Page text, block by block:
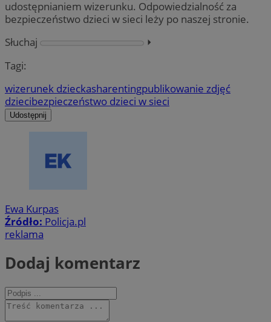
udostępnianiem wizerunku. Odpowiedzialność za
bezpieczeństwo dzieci w sieci leży po naszej stronie.
Słuchaj
⏵︎
Tagi:
wizerunek dzieckasharentingpublikowanie zdjęć
dziecibezpieczeństwo dzieci w sieci
Udostępnij
Ewa Kurpas
Źródło: Policja.pl
reklama
Dodaj komentarz